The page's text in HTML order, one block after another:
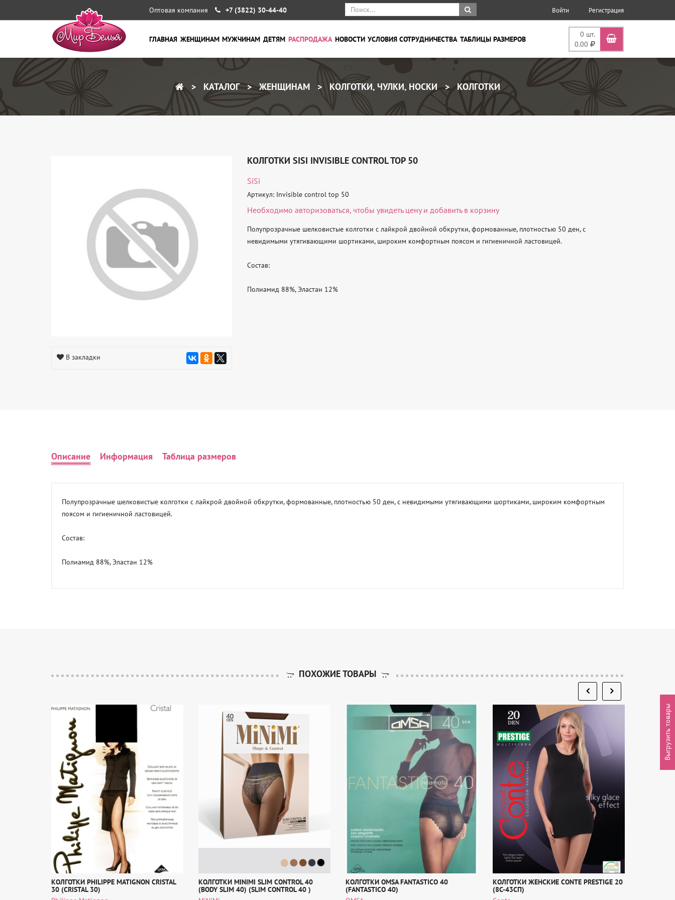
Оптовая компания +7 (3822) 30-44-40 Войти Регистрация
0 шт.
0.00
ГЛАВНАЯ ЖЕНЩИНАМ МУЖЧИНАМ ДЕТЯМ РАСПРОДАЖА НОВОСТИ УСЛОВИЯ СОТРУДНИЧЕСТВА ТАБЛИЦЫ РАЗМЕРОВ
КАТАЛОГ ЖЕНЩИНАМ КОЛГОТКИ, ЧУЛКИ, НОСКИ КОЛГОТКИ
В закладки
КОЛГОТКИ SISI INVISIBLE CONTROL TOP 50
SiSi
Артикул: Invisible control top 50
Необходимо авторизоваться, чтобы увидеть цену и добавить в корзину
Полупрозрачные шелковистые колготки с лайкрой двойной обкрутки, формованные, плотностью 50 ден, с
невидимыми утягивающими шортиками, широким комфортным поясом и гигиеничной ластовицей.
Состав:
Полиамид 88%, Эластан 12%
Описание Информация Таблица размеров
Полупрозрачные шелковистые колготки с лайкрой двойной обкрутки, формованные, плотностью 50 ден, с невидимыми утягивающими шортиками, широким комфортным
поясом и гигиеничной ластовицей.
Состав:
Полиамид 88%, Эластан 12%
ПОХОЖИЕ ТОВАРЫ
КОЛГОТКИ PHILIPPE MATIGNON CRISTAL
30 (CRISTAL 30)
КОЛГОТКИ MINIMI SLIM CONTROL 40
(BODY SLIM 40) (SLIM CONTROL 40 )
КОЛГОТКИ OMSA FANTASTICO 40
(FANTASTICO 40)
КОЛГОТКИ ЖЕНСКИЕ CONTE PRESTIGE 20
(8С-43СП)
Выгрузить товары